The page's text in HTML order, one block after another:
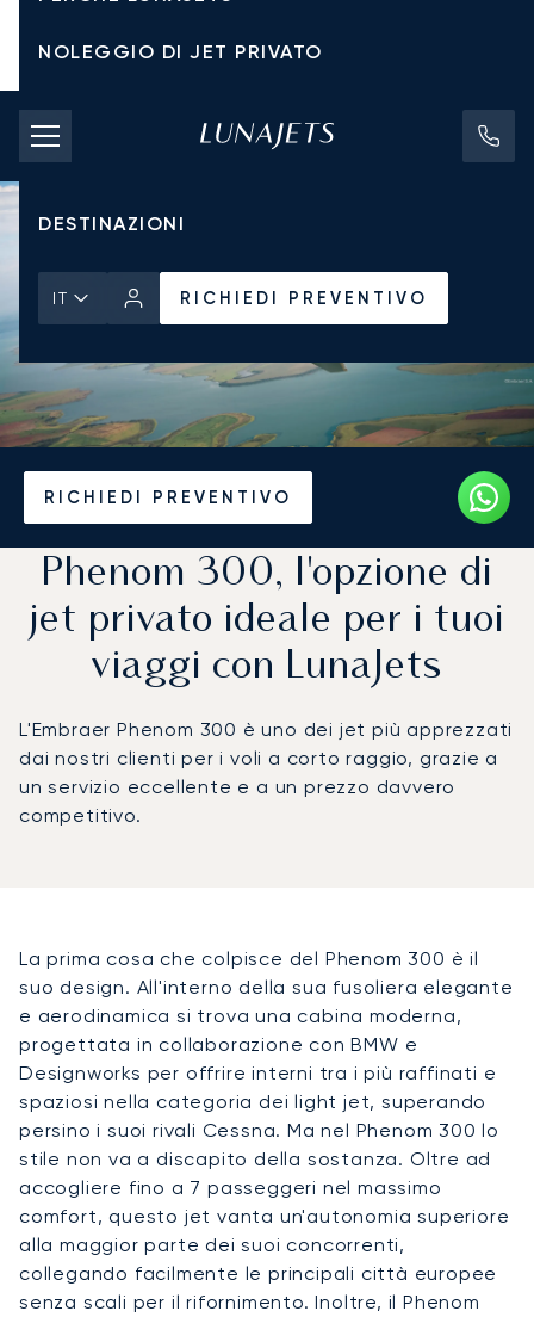
NOLEGGIO DI JET PRIVATO
TARIFFE DI NOLEGGIO
JET PRIVATI
DESTINAZIONI
IT RICHIEDI PREVENTIVO
RICHIEDI PREVENTIVO
Phenom 300, l'opzione di
jet privato ideale per i tuoi
viaggi con LunaJets
L'Embraer Phenom 300 è uno dei jet più apprezzati
dai nostri clienti per i voli a corto raggio, grazie a
un servizio eccellente e a un prezzo davvero
competitivo.
La prima cosa che colpisce del Phenom 300 è il
suo design. All'interno della sua fusoliera elegante
e aerodinamica si trova una cabina moderna,
progettata in collaborazione con BMW e
Designworks per offrire interni tra i più raffinati e
spaziosi nella categoria dei light jet, superando
persino i suoi rivali Cessna. Ma nel Phenom 300 lo
stile non va a discapito della sostanza. Oltre ad
accogliere fino a 7 passeggeri nel massimo
comfort, questo jet vanta un'autonomia superiore
alla maggior parte dei suoi concorrenti,
collegando facilmente le principali città europee
senza scali per il rifornimento. Inoltre, il Phenom